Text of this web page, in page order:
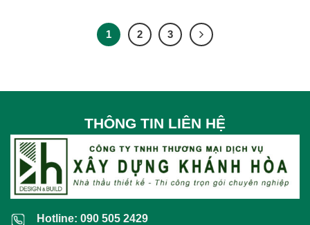
1 2 3
THÔNG TIN LIÊN HỆ
Hotline: 090 505 2429